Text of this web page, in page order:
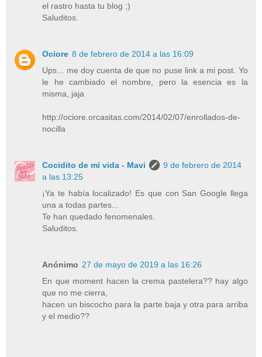
el rastro hasta tu blog ;)
Saluditos.
Ociore 8 de febrero de 2014 a las 16:09
Ups... me doy cuenta de que no puse link a mi post. Yo
le he cambiado el nombre, pero la esencia es la
misma, jaja
http://ociore.orcasitas.com/2014/02/07/enrollados-de-
nocilla
Cocidito de mi vida - Mavi
9 de febrero de 2014
a las 13:25
¡Ya te había localizado! Es que con San Google llega
una a todas partes...
Te han quedado fenomenales.
Saluditos.
Anónimo 27 de mayo de 2019 a las 16:26
En que moment hacen la crema pastelera?? hay algo
que no me cierra,
hacen un biscocho para la parte baja y otra para arriba
y el medio??